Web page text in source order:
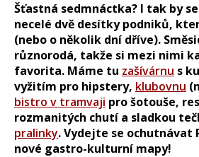
Šťastná sedmnáctka? I tak by
necelé dvě desítky podniků,
(nebo o několik dní dříve).
různorodá, takže si mezi nimi
favorita. Máme tu zašívárnu s
vyžitím pro hipstery, klubovnu
bistro v tramvaji pro šotouše,
rozmanitých chutí a sladkou
pralinky. Vydejte se ochutnávat
nové gastro-kulturní mapy!